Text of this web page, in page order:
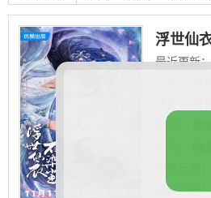
浮世仙
最近更新
类型：
豆瓣评分：